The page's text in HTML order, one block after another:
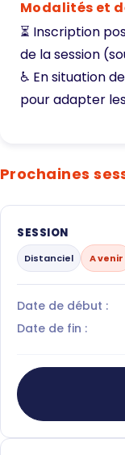
Modalités et
⏳ Inscription
de la session
♿ En situation
pour adapter
Prochaines
SESSION
Distanciel A venir
Date de début :
Date de fin :